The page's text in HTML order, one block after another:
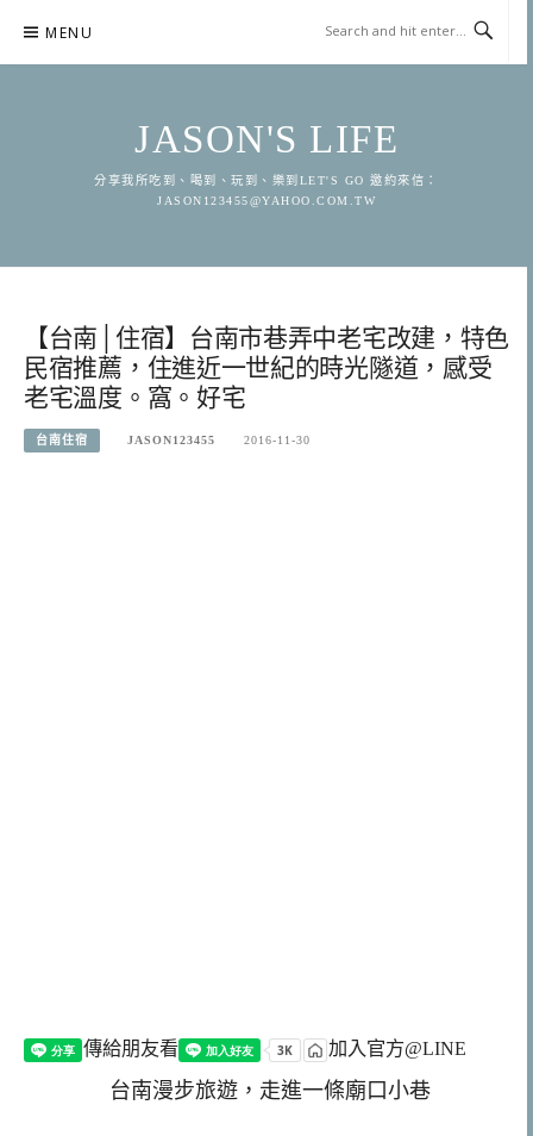
content
MENU
JASON'S LIFE
分享我所吃到、喝到、玩到、樂到LET'S GO 邀約來信：
JASON123455@YAHOO.COM.TW
【台南│住宿】台南市巷弄中老宅改建，特色
民宿推薦，住進近一世紀的時光隧道，感受
老宅溫度。窩。好宅
台南住宿 JASON123455 2016-11-30
傳給朋友看 加入官方@LINE
台南漫步旅遊，走進一條廟口小巷